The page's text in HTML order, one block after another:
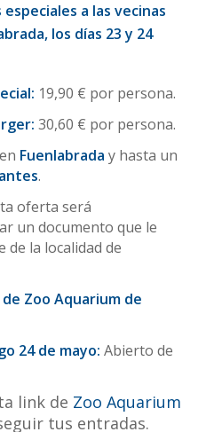
a las vecinas
los días 23 y 24
19,90 € por persona.
30,60 € por persona.
Fuenlabrada y hasta un
.
oferta será
un documento que le
de la localidad de
Zoo Aquarium de
24 de mayo: Abierto de
link de Zoo Aquarium
tus entradas.